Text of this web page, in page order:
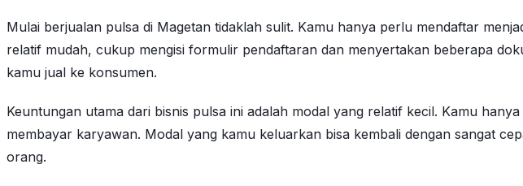
Mulai berjualan pulsa di Magetan tidaklah sulit. Kamu hanya perlu mendaftar
relatif mudah, cukup mengisi formulir pendaftaran dan menyertakan beberapa
kamu jual ke konsumen.
Keuntungan utama dari bisnis pulsa ini adalah modal yang relatif kecil. Kamu
membayar karyawan. Modal yang kamu keluarkan bisa kembali dengan sangat
orang.